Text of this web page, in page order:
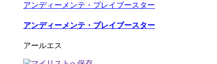
アンディーメンテ・プレイブースター
アンディーメンテ・プレイブースター
アールエス